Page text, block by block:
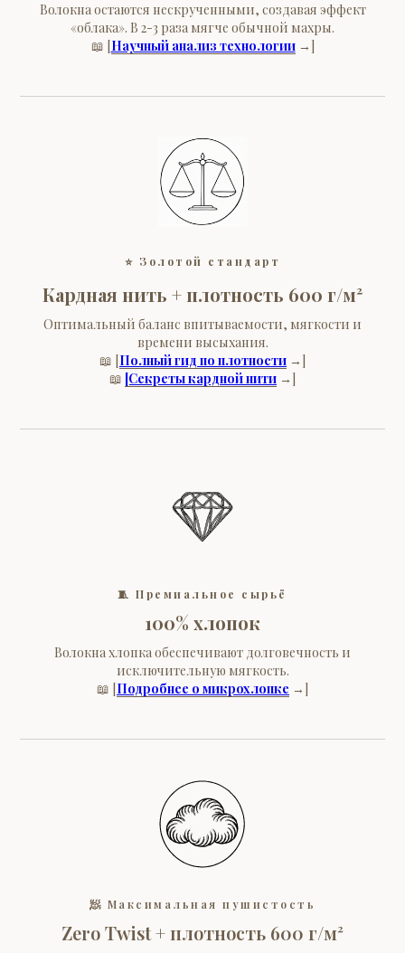
Волокна остаются нескрученными, создавая эффект
«облака». В 2-3 раза мягче обычной махры.
📖 [Научный анализ технологии→]
⭐ Золотой стандарт
Кардная нить + плотность 600 г/м²
Оптимальный баланс впитываемости, мягкости и
времени высыхания.
📖 [Полный гид по плотности →]
📖 [Секреты кардной нити →]
🧵Премиальное сырьё
100% хлопок
Волокна хлопка обеспечивают долговечность и
исключительную мягкость.
📖 [Подробнее о микрохлопке →]
🧖 Максимальная пушистость
Zero Twist + плотность 600 г/м²